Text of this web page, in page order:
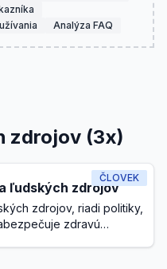
Analýza FAQ
zdrojov (3x)
ČLOVEK
ľudských zdrojov
zdrojov, riadi politiky,
zdravú